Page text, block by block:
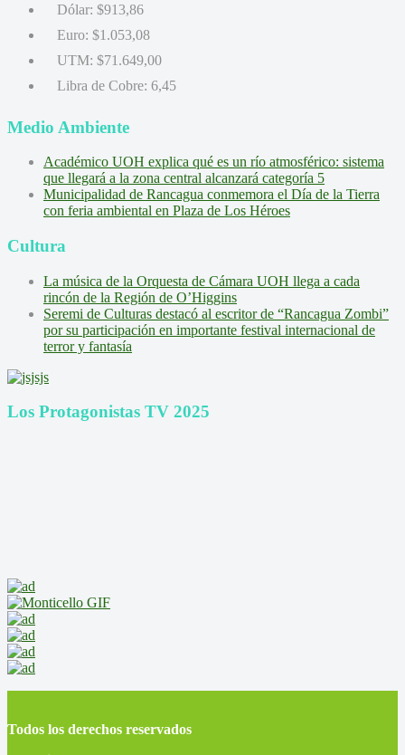
Dólar: $913,86
Euro: $1.053,08
UTM: $71.649,00
Libra de Cobre: 6,45
Medio Ambiente
Académico UOH explica qué es un río atmosférico: sistema
que llegará a la zona central alcanzará categoría 5
Municipalidad de Rancagua conmemora el Día de la Tierra
con feria ambiental en Plaza de Los Héroes
Cultura
La música de la Orquesta de Cámara UOH llega a cada
rincón de la Región de O’Higgins
Seremi de Culturas destacó al escritor de “Rancagua Zombi”
por su participación en importante festival internacional de
terror y fantasía
Los Protagonistas TV 2025
Todos los derechos reservados